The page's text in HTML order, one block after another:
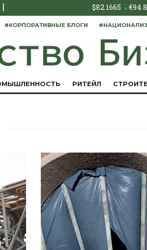
| $82.1665 ▲€
#КОРПОРАТИВНЫЕ БЛОГИ
РИТЕЙЛ